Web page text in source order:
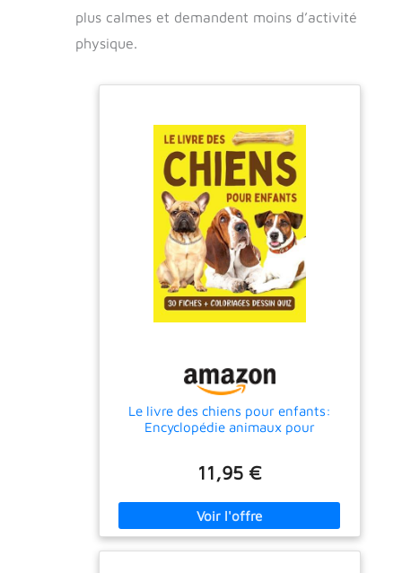
plus calmes et demandent moins d’activité
physique.
Le livre des chiens pour enfants:
Encyclopédie animaux pour
curieux à partir de 7 ans
11,95 €